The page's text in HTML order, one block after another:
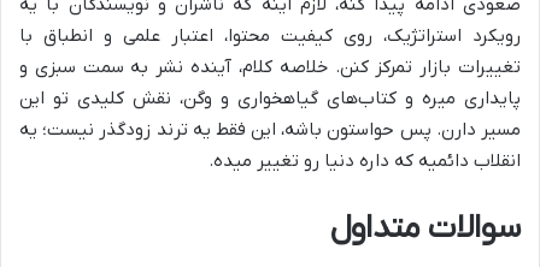
رویکرد استراتژیک، روی کیفیت محتوا، اعتبار علمی و انطباق با
تغییرات بازار تمرکز کنن. خلاصه کلام، آینده نشر به سمت سبزی و
پایداری میره و کتاب‌های گیاهخواری و وگن، نقش کلیدی تو این
مسیر دارن. پس حواستون باشه، این فقط یه ترند زودگذر نیست؛ یه
انقلاب دائمیه که داره دنیا رو تغییر میده.
سوالات متداول